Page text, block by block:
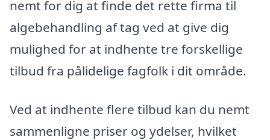
nemt for dig at finde det rette firma til
algebehandling af tag ved at give dig
mulighed for at indhente tre forskellige
tilbud fra pålidelige fagfolk i dit område.
Ved at indhente flere tilbud kan du nemt
sammenligne priser og ydelser, hvilket